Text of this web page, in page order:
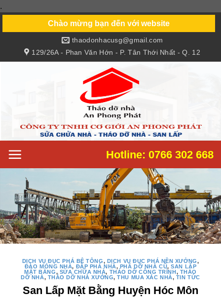
.
content
Chào mừng bạn đến với website
129/26A - Phan Văn Hớn - P. Tân Thới Nhất - Q. 12
thaodonhacusg@gmail.com
Hotline: 0766 302 668
DỊCH VỤ ĐỤC PHÁ BÊ TÔNG, DỊCH VỤ ĐỤC PHÁ NỀN XƯỞNG,
ĐÀO MÓNG NHÀ, ĐẬP PHÁ NHÀ, PHÁ DỠ NHÀ CŨ,SAN LẤP
MẶT BẰNG, SỬA CHỮA NHÀ, THÁO DỠ CÔNG TRÌNH, THÁO
DỠ NHÀ, THÁO DỠ NHÀ XƯỞNG,THU MUA XÁC NHÀ, TIN TỨC
San Lấp Mặt Bằng Huyện Hóc Môn